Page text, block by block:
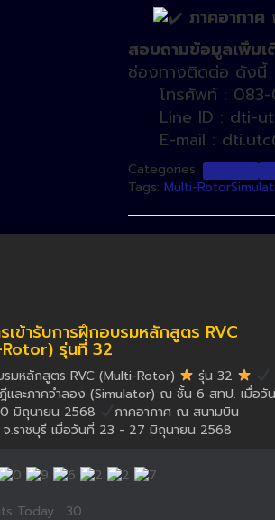
ภาคอากาศ
สอบถามข้อมูลเพิ่มเ
ช่องทางติดต่อ ดังนี้
โทรศัพท์ : 083-
Line ID : dti-
E-mail :
Categories:
Tags: Multi-Rotor
เข้ารับการฝึกอบรมหลักสูตร RVC
รุ่นที่ 32
รมหลักสูตร RVC (Multi-Rotor)
รุ่น 32
และภาคจำลอง (Simulator) ณ ชั้น 6 สทป. เมื่อวัน
มิถุนายน 2568
ภาคอากาศ ณ สนามบิน
จ.ราชบุรี เมื่อวันที่ 23 - 27 มิถุนายน 2568
Today : 30